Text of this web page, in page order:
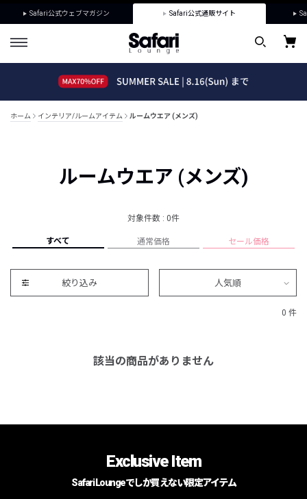
Safari公式ウェブマガジン Safari公式通販サイト
ホーム インテリア/ルームアイテム ルームウエア (メンズ)
ルームウエア (メンズ)
対象件数 : 0件
すべて 通常価格 セール価格
絞り込み 人気順
0 件
該当の商品がありません
Exclusive Item
Safari Loungeでしか買えない限定アイテム